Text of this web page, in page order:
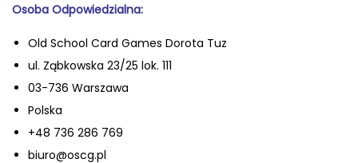
Osoba Odpowiedzialna:
Old School Card Games Dorota Tuz
ul. Ząbkowska 23/25 lok. 111
03-736 Warszawa
Polska
+48 736 286 769
biuro@oscg.pl